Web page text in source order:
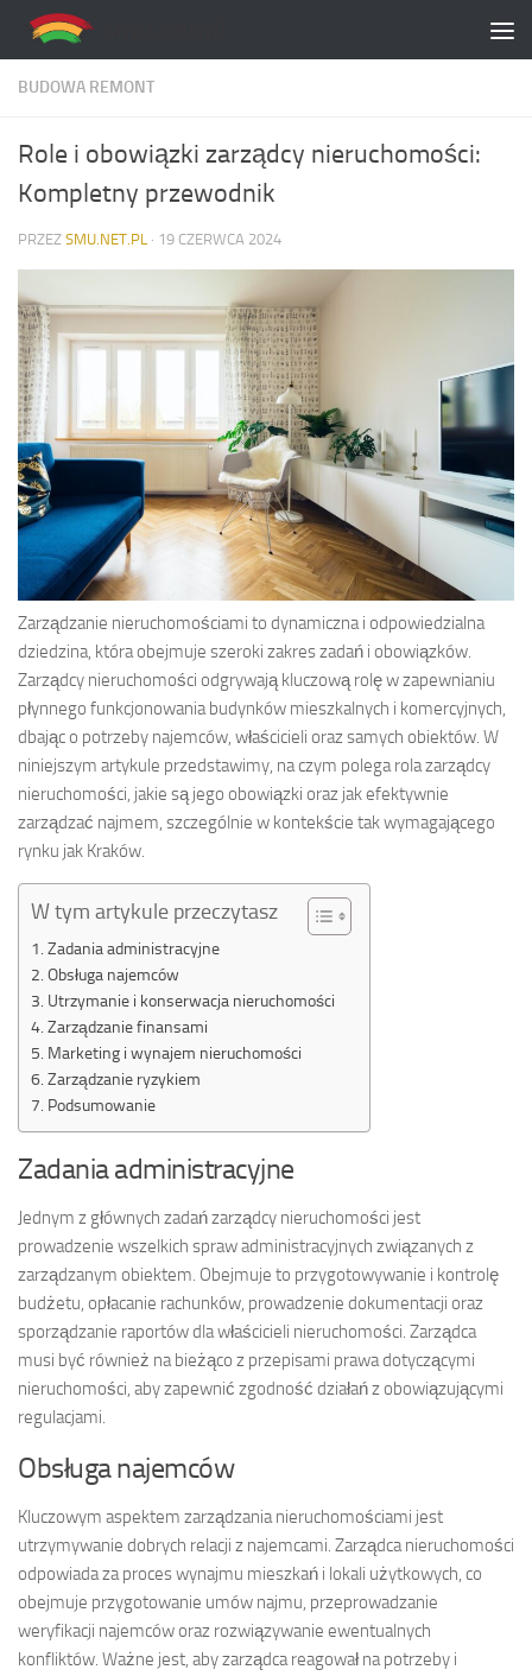
Skip to content
BUDOWA REMONT
Role i obowiązki zarządcy nieruchomości:
Kompletny przewodnik
PRZEZ SMU.NET.PL · 19 CZERWCA 2024
Zarządzanie nieruchomościami to dynamiczna i odpowiedzialna
dziedzina, która obejmuje szeroki zakres zadań i obowiązków.
Zarządcy nieruchomości odgrywają kluczową rolę w zapewnianiu
płynnego funkcjonowania budynków mieszkalnych i komercyjnych,
dbając o potrzeby najemców, właścicieli oraz samych obiektów. W
niniejszym artykule przedstawimy, na czym polega rola zarządcy
nieruchomości, jakie są jego obowiązki oraz jak efektywnie
zarządzać najmem, szczególnie w kontekście tak wymagającego
rynku jak Kraków.
W tym artykule przeczytasz
Zadania administracyjne
Obsługa najemców
Utrzymanie i konserwacja nieruchomości
Zarządzanie finansami
Marketing i wynajem nieruchomości
Zarządzanie ryzykiem
Podsumowanie
Zadania administracyjne
Jednym z głównych zadań zarządcy nieruchomości jest
prowadzenie wszelkich spraw administracyjnych związanych z
zarządzanym obiektem. Obejmuje to przygotowywanie i kontrolę
budżetu, opłacanie rachunków, prowadzenie dokumentacji oraz
sporządzanie raportów dla właścicieli nieruchomości. Zarządca
musi być również na bieżąco z przepisami prawa dotyczącymi
nieruchomości, aby zapewnić zgodność działań z obowiązującymi
regulacjami.
Obsługa najemców
Kluczowym aspektem zarządzania nieruchomościami jest
utrzymywanie dobrych relacji z najemcami. Zarządca nieruchomości
odpowiada za proces wynajmu mieszkań i lokali użytkowych, co
obejmuje przygotowanie umów najmu, przeprowadzanie
weryfikacji najemców oraz rozwiązywanie ewentualnych
konfliktów. Ważne jest, aby zarządca reagował na potrzeby i